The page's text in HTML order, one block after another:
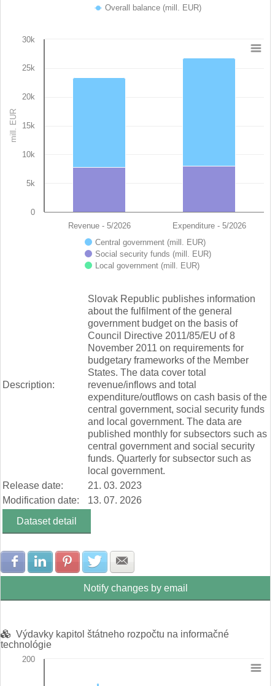
Overall balance (mill. EUR)
Bar chart with 3 data series.
View as data table, Chart
The chart has 1 Y axis displaying mill. EUR. Data ranges from
mill. EUR
Central government (mill. EUR)
Social security funds (mill. EUR)
Local government (mill. EUR)
Revenue - 5/2026 Expenditure - 5/2026
0
5k
10k
15k
20k
25k
30k
Description:
Slovak Republic publishes information
about the fulfilment of the general
government budget on the basis of
Council Directive 2011/85/EU of 8
November 2011 on requirements for
budgetary frameworks of the Member
States. The data cover total
revenue/inflows and total
expenditure/outflows on cash basis of the
central government, social security funds
and local government. The data are
published monthly for subsectors such as
central government and social security
funds. Quarterly for subsector such as
local government.
Release date:
21. 03. 2023
Modification date:
13. 07. 2026
Dataset detail
Share with Facebook
Share with LinkedIn
Share with Pinterest
Share with Twitter
Notify changes by email
Výdavky kapitol štátneho rozpočtu na informačné
technológie
200